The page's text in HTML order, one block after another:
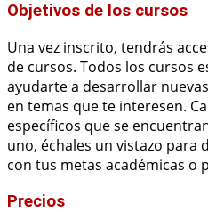
Objetivos de los cursos
Una vez inscrito, tendrás
de cursos. Todos los cursos
ayudarte a desarrollar
en temas que te interesen.
específicos que se
uno, échales un vistazo para
con tus metas académicas o
Precios